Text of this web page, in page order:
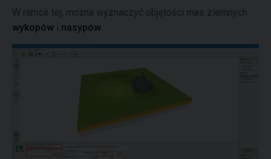
W ramce tej, można wyznaczyć objętości mas ziemnych
wykopów i nasypów